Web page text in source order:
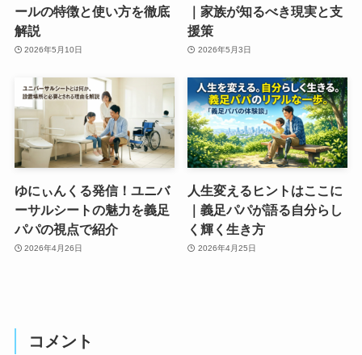
ールの特徴と使い方を徹底
解説
2026年5月10日
｜家族が知るべき現実と支
援策
2026年5月3日
ゆにぃんくる発信！ユニバ
ーサルシートの魅力を義足
パパの視点で紹介
2026年4月26日
人生変えるヒントはここに
｜義足パパが語る自分らし
く輝く生き方
2026年4月25日
コメント